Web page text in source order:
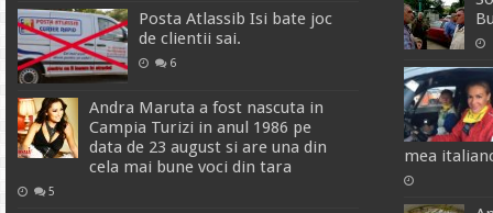
Posta Atlassib Isi bate joc
de clientii sai.
6
Andra Maruta a fost nascuta in
Campia Turizi in anul 1986 pe
data de 23 august si are una din
cela mai bune voci din tara
5
mea